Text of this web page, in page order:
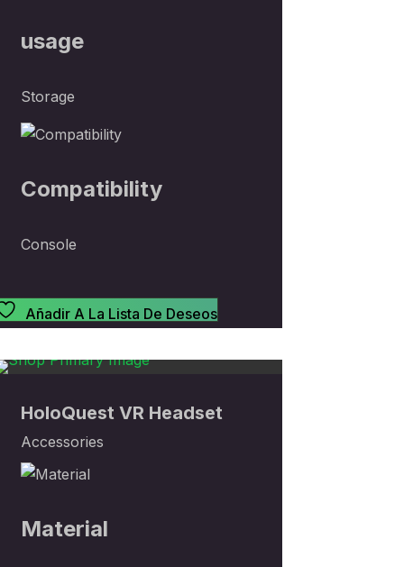
usage
Storage
Compatibility
Console
Añadir A La Lista De Deseos
Out
Out
Out
HoloQuest VR Headset
Accessories
Material